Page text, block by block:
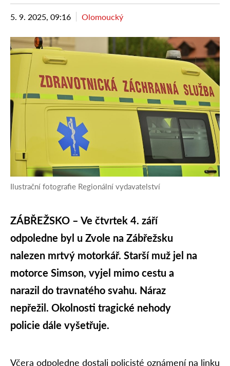
5. 9. 2025, 09:16 Olomoucký
Ilustrační fotografie Regionální vydavatelství
ZÁBŘEŽSKO – Ve čtvrtek 4. září
odpoledne byl u Zvole na Zábřežsku
nalezen mrtvý motorkář. Starší muž jel na
motorce Simson, vyjel mimo cestu a
narazil do travnatého svahu. Náraz
nepřežil. Okolnosti tragické nehody
policie dále vyšetřuje.
Včera odpoledne dostali policisté oznámení na linku